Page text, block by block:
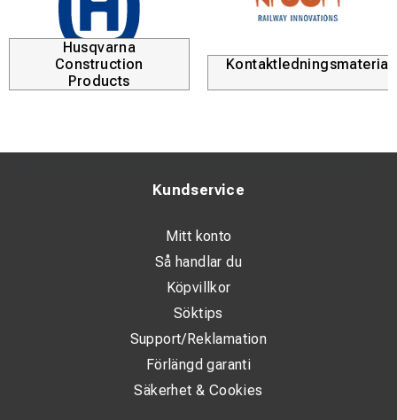
pressar upp till 150mm²
levreras med väska och laddare
vikt 5,1kg
Husqvarna
Construction
Products
Kontaktledningsmaterial
Kundservice
Mitt konto
Så handlar du
Köpvillkor
Söktips
Support/Reklamation
Förlängd garanti
Säkerhet & Cookies